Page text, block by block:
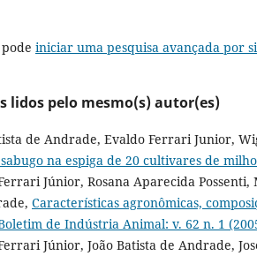
iniciar uma pesquisa avançada por
lidos pelo mesmo(s) autor(es)
de Andrade, Evaldo Ferrari Junior,
na espiga de 20 cultivares de milho
Júnior, Rosana Aparecida
Características agronômicas,
de Indústria Animal: v. 62 n. 1
Júnior, João Batista de Andrade,